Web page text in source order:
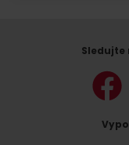
Sledujte